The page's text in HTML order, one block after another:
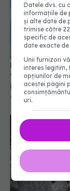
Pacienții ar
tratamente.
important
04 aug 2026, 12:30
Datele dvs. cu
informațiile de
și alte date de
trimise către
specific de
date exacte
Unii furnizori
interes
opțiunilor de
acestei pagini
uri.